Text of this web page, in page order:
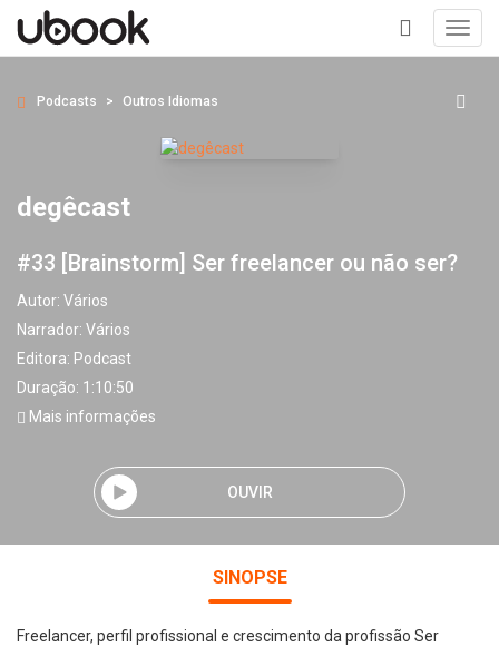
+
Podcasts Outros Idiomas
degêcast
#33 [Brainstorm] Ser freelancer ou não ser?
Autor: Vários
Narrador: Vários
Editora: Podcast
Duração: 1:10:50
Mais informações
OUVIR
SINOPSE
Freelancer, perfil profissional e crescimento da profissão Ser